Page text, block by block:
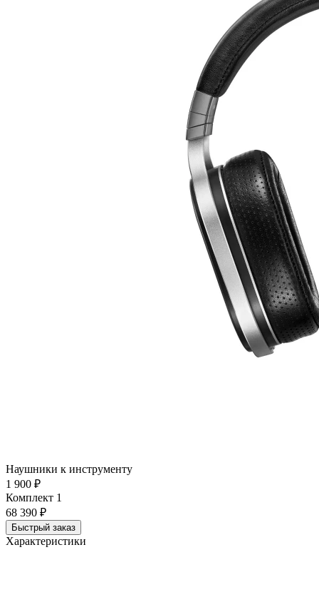
Наушники к инструменту
1 900 ₽
Комплект 1
68 390 ₽
Быстрый заказ
Характеристики